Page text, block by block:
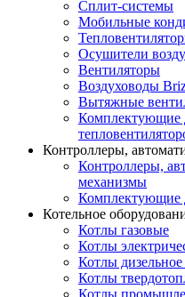
Сплит-системы
Мобильные
Осушители
Вентиляторы
Воздуховоды
Вытяжные
Комплектующие
Контроллеры,
Контроллеры,
механизмы
Комплектующие
Котельное
Котлы газовые
Котлы
Котлы дизельное
Котлы
Котлы